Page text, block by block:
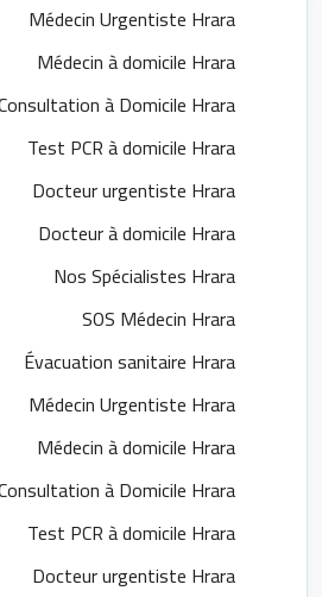
Médecin Urgentiste Hrara
Médecin à domicile Hrara
à Domicile Hrara
Test PCR à domicile Hrara
Docteur urgentiste Hrara
Docteur à domicile Hrara
Nos Spécialistes Hrara
SOS Médecin Hrara
Évacuation sanitaire Hrara
Médecin Urgentiste Hrara
Médecin à domicile Hrara
à Domicile Hrara
Test PCR à domicile Hrara
Docteur urgentiste Hrara